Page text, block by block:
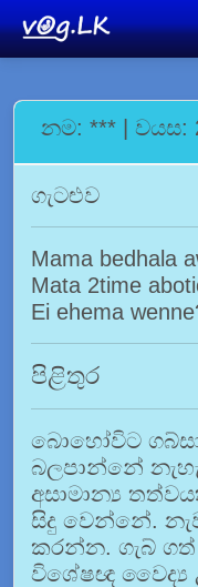
නම: *** | වයස:
ගැටළුව
Mama bedhala
Mata 2time
Ei ehema
පිළිතුර
බොහෝවිට
බලපාන්නේ
අසාමාන්‍ය
සිදු වෙන්නේ.
කරන්න. ගැබ් ගත්
විශේෂඥ වෛද්‍ය